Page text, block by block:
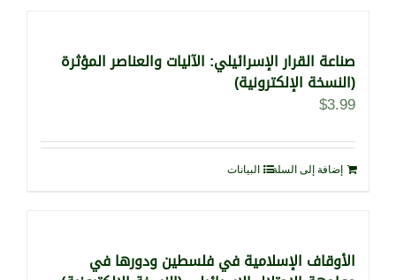
صناعة القرار الإسرائيلي: الآليات والعناصر المؤثرة
(النسخة الإلكترونية)
$3.99
إضافة إلى السلة البيانات
الأوقاف الإسلامية في فلسطين ودورها في